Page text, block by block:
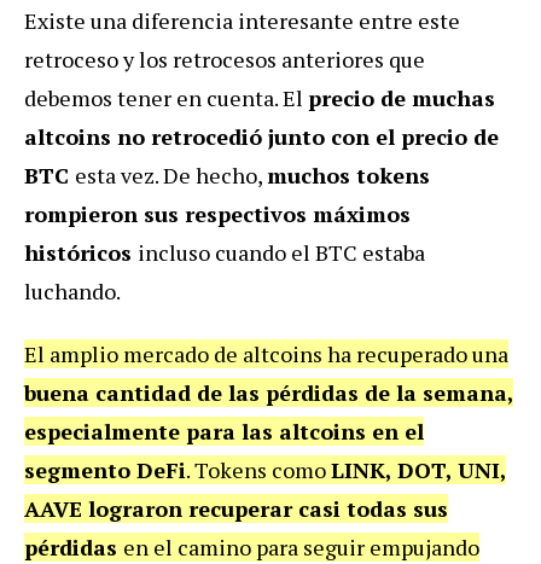
Existe una diferencia interesante entre este
retroceso y los retrocesos anteriores que
debemos tener en cuenta. El precio de muchas
altcoins no retrocedió junto con el precio de
BTC esta vez. De hecho,muchos tokens
rompieron sus respectivos máximos
históricos incluso cuando el BTC estaba
luchando.
El amplio mercado de altcoins ha recuperado una
buena cantidad de las pérdidas de la semana,
especialmente para las altcoins en el
segmento DeFi. Tokens comoLINK, DOT, UNI,
AAVE lograron recuperar casi todas sus
pérdidas en el camino para seguir empujando